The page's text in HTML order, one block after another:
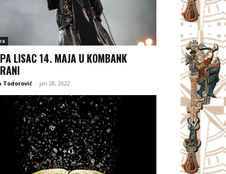
LISAC 14. MAJA U KOMBANK
Todorović - jan 28, 2022